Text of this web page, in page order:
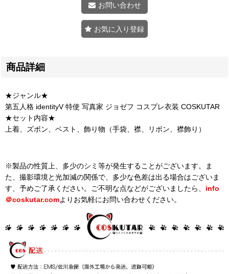
お問い合わせ
お気に入り登録
商品詳細
★ジャンル★
第五人格 identityV 特使 写真家 ジョゼフ コスプレ衣装 COSKUTAR
★セット内容★
上着、ズボン、ベスト、飾り物（手袋、襟、リボン、襟飾り）
※製品の性質上、多少のシミ等が発生することがございます。ま
た、撮影環境と光加減の関係で、多少な色差は出る場合はございま
す、予めご了承ください。ご不明な点などがございましたら、 info
＠coskutar.comよりお気軽にお問い合わせください。